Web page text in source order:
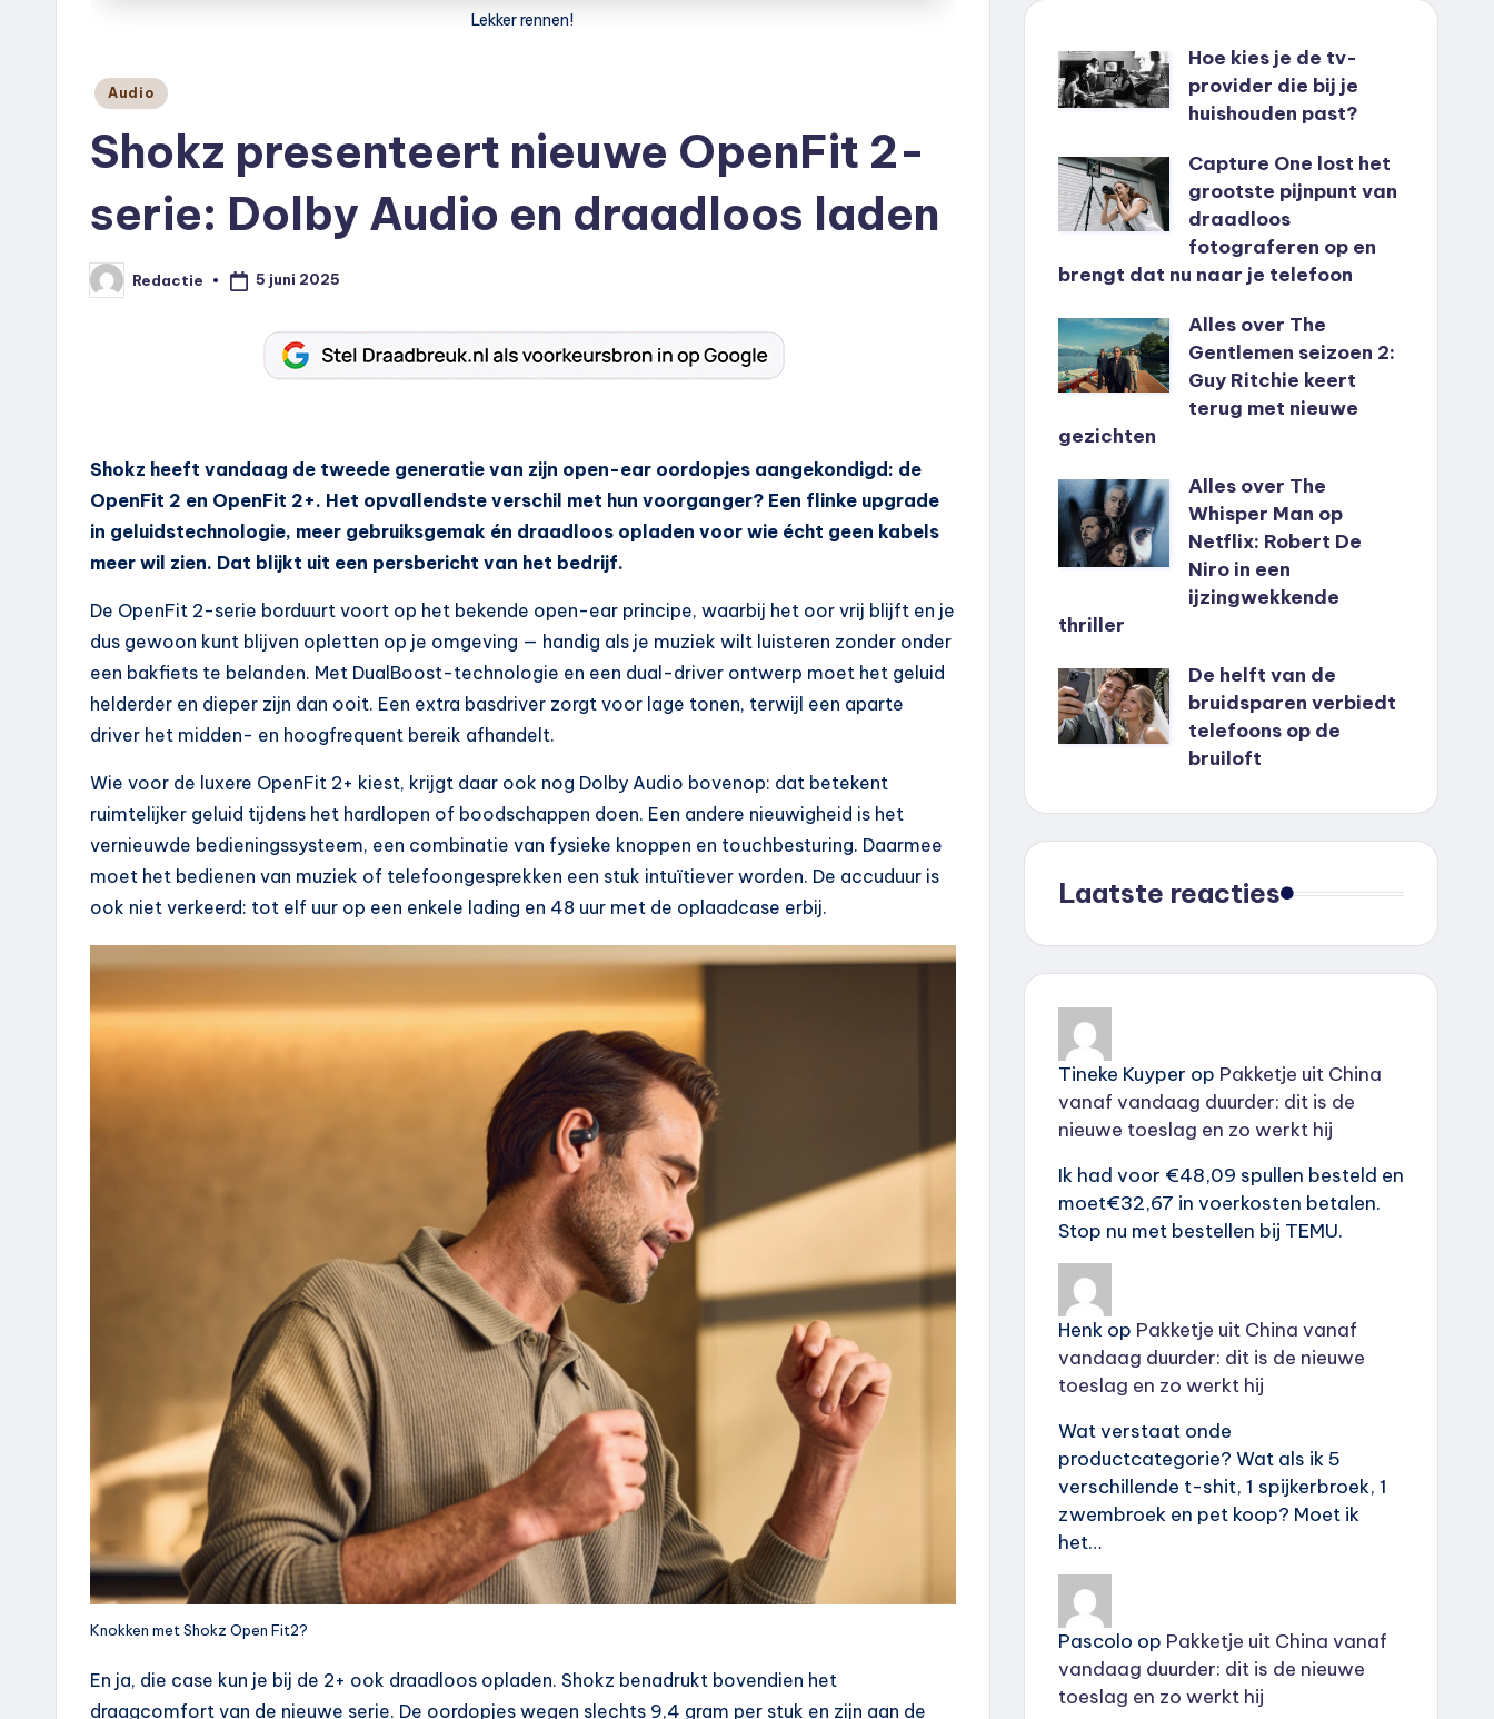
Lekker rennen!
Geplaatst
Audio
Shokz presenteert nieuwe OpenFit 2-
serie: Dolby Audio en draadloos laden
Geplaatst
door
Redactie 5 juni 2025
Shokz heeft vandaag de tweede generatie van zijn open-ear oordopjes aangekondigd: de
OpenFit 2 en OpenFit 2+. Het opvallendste verschil met hun voorganger? Een flinke upgrade
in geluidstechnologie, meer gebruiksgemak én draadloos opladen voor wie écht geen kabels
meer wil zien. Dat blijkt uit een persbericht van het bedrijf.
De OpenFit 2-serie borduurt voort op het bekende open-ear principe, waarbij het oor vrij blijft en je
dus gewoon kunt blijven opletten op je omgeving — handig als je muziek wilt luisteren zonder onder
een bakfiets te belanden. Met DualBoost-technologie en een dual-driver ontwerp moet het geluid
helderder en dieper zijn dan ooit. Een extra basdriver zorgt voor lage tonen, terwijl een aparte
driver het midden- en hoogfrequent bereik afhandelt.
Wie voor de luxere OpenFit 2+ kiest, krijgt daar ook nog Dolby Audio bovenop: dat betekent
ruimtelijker geluid tijdens het hardlopen of boodschappen doen. Een andere nieuwigheid is het
vernieuwde bedieningssysteem, een combinatie van fysieke knoppen en touchbesturing. Daarmee
moet het bedienen van muziek of telefoongesprekken een stuk intuïtiever worden. De accuduur is
ook niet verkeerd: tot elf uur op een enkele lading en 48 uur met de oplaadcase erbij.
Knokken met Shokz Open Fit2?
En ja, die case kun je bij de 2+ ook draadloos opladen. Shokz benadrukt bovendien het
draagcomfort van de nieuwe serie. De oordopjes wegen slechts 9,4 gram per stuk en zijn aan de
Hoe kies je de tv-
provider die bij je
huishouden past?
Capture One lost het
grootste pijnpunt van
draadloos
fotograferen op en
brengt dat nu naar je telefoon
Alles over The
Gentlemen seizoen 2:
Guy Ritchie keert
terug met nieuwe
gezichten
Alles over The
Whisper Man op
Netflix: Robert De
Niro in een
ijzingwekkende
thriller
De helft van de
bruidsparen verbiedt
telefoons op de
bruiloft
Laatste reacties
Tineke Kuyper op Pakketje uit China
vanaf vandaag duurder: dit is de
nieuwe toeslag en zo werkt hij
Ik had voor €48,09 spullen besteld en
moet€32,67 in voerkosten betalen.
Stop nu met bestellen bij TEMU.
Henkop Pakketje uit China vanaf
vandaag duurder: dit is de nieuwe
toeslag en zo werkt hij
Wat verstaat onde
productcategorie? Wat als ik 5
verschillende t-shit, 1 spijkerbroek, 1
zwembroek en pet koop? Moet ik
het…
Pascolo op Pakketje uit China vanaf
vandaag duurder: dit is de nieuwe
toeslag en zo werkt hij